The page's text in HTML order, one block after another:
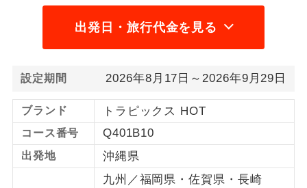
出発日・旅行代金を見る
設定期間 2026年8月17日～2026年9月29日
ブランド トラピックス HOT
コース番号 Q401B10
出発地 沖縄県
九州／福岡県・佐賀県・長崎
女性限定
女性限定でご参加いただけるコースで
年齢制限あり
ご参加にあたり年齢に制限があるコース
航空会社指定
利用航空会社が指定なので、ご出発の計
画にとても便利です。
ホテル指定
ご紹介するホテルを指定したコースで
す。